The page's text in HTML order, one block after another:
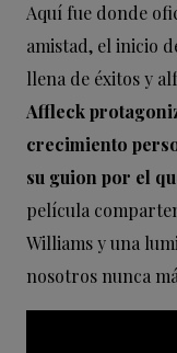
Aquí fue donde
amistad, el inicio
llena de éxitos y
Affleck
crecimiento
su guion por el
película
Williams y una
nosotros nunca